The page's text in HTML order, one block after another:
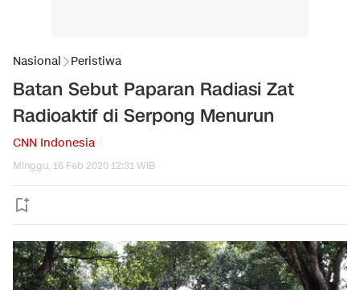
Nasional Peristiwa
Batan Sebut Paparan Radiasi Zat
Radioaktif di Serpong Menurun
CNN Indonesia
Minggu, 16 Feb 2020 12:31 WIB